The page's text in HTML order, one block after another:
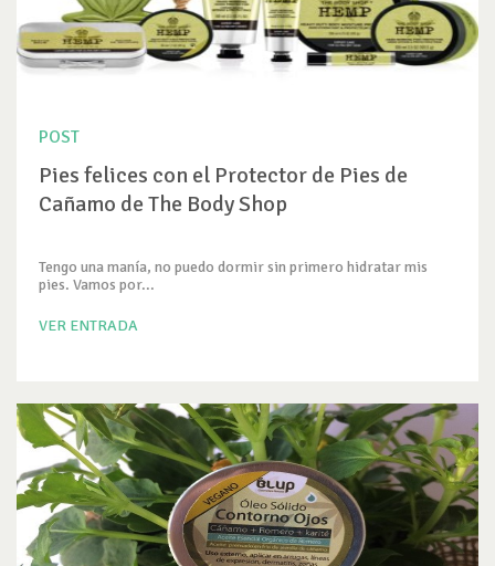
POST
Pies felices con el Protector de Pies de
Cañamo de The Body Shop
Tengo una manía, no puedo dormir sin primero hidratar mis
pies. Vamos por...
VER ENTRADA